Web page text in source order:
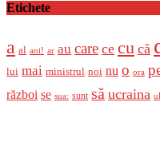
Etichete
a al ani! ar au care ce cu că
lui mai ministrul noi nu o ora
război se sua: sunt să ucraina